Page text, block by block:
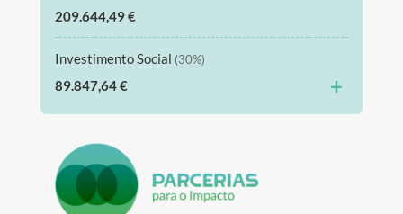
209.644,49 €
Investimento Social (30%)
89.847,64 € +